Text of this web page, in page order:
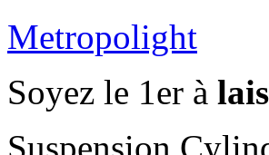
Metropolight
Soyez le 1er à